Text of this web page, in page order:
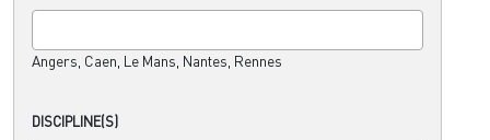
Angers, Caen, Le Mans, Nantes, Rennes
DISCIPLINE(S)